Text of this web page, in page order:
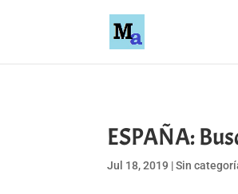
ESPAÑA:
Jul 18, 2019 |Sin